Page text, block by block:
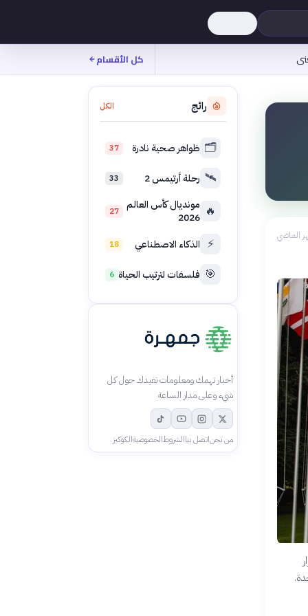
كل الأقسام
الماضي
رائج الكل
🗂️ ظواهر صحية نادرة 37
🛰️ رحلة أرتيمس 2 33
🔥 مونديال كأس العالم
2026
27
⚡ الذكاء الاصطناعي 18
🎯 فلسفات لترتيب الحياة 6
أخبار تهمك ومعلومات تفيدك حول كل
شيء وعلى مدار الساعة
من نحناتصل بناالشروطالخصوصيةالكوكيز